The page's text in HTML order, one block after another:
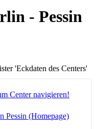
- Pessin
'Eckdaten des Centers'
Center navigieren!
Pessin (Homepage)